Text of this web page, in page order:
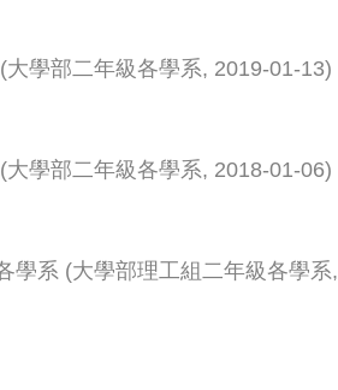
(大學部二年級各學系, 2019-01-13)
(大學部二年級各學系, 2018-01-06)
學系 (大學部理工組二年級各學系